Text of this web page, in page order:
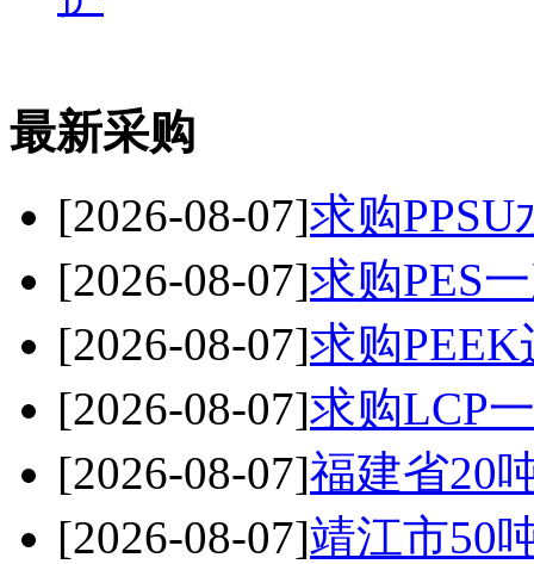
最新采购
[2026-08-07]求购PPSU
[2026-08-07]求购PES
[2026-08-07]求购
[2026-08-07]求购LCP
[2026-08-07]福建省20
[2026-08-07]靖江市50